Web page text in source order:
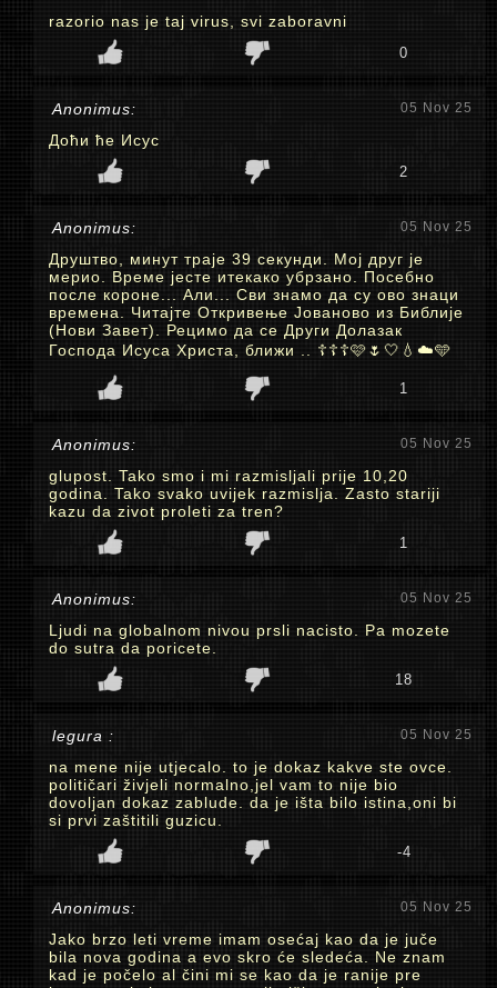
razorio nas je taj virus, svi zaboravni
0
Anonimus: 05 Nov 25
Доћи ће Исус
2
Anonimus: 05 Nov 25
Друштво, минут траје 39 секунди. Мој друг је
мерио. Време јесте итекако убрзано. Посебно
после короне... Али... Сви знамо да су ово знаци
времена. Читајте Откривење Јованово из Библије
(Нови Завет). Рецимо да се Други Долазак
Господа Исуса Христа, ближи .. ☦️☦️☦️🩷🌷🤍💧☁️🩵
1
Anonimus: 05 Nov 25
glupost. Tako smo i mi razmisljali prije 10,20
godina. Tako svako uvijek razmislja. Zasto stariji
kazu da zivot proleti za tren?
1
Anonimus: 05 Nov 25
Ljudi na globalnom nivou prsli nacisto. Pa mozete
do sutra da poricete.
18
legura : 05 Nov 25
na mene nije utjecalo. to je dokaz kakve ste ovce.
političari živjeli normalno,jel vam to nije bio
dovoljan dokaz zablude. da je išta bilo istina,oni bi
si prvi zaštitili guzicu.
-4
Anonimus: 05 Nov 25
Jako brzo leti vreme imam osećaj kao da je juče
bila nova godina a evo skro će sledeća. Ne znam
kad je počelo al čini mi se kao da je ranije pre